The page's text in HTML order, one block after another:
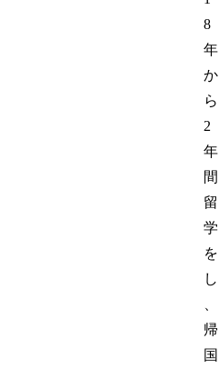
8
年
か
ら
2
年
間
留
学
を
し
帰
国